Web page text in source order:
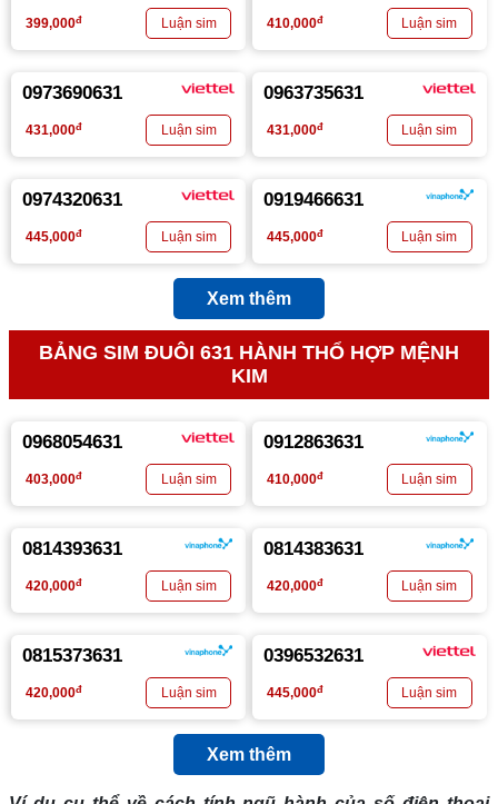
399,000đ 410,000đ
0973690631
431,000đ
0963735631
431,000đ
0974320631
445,000đ
0919466631
445,000đ
Xem thêm
BẢNG SIM ĐUÔI 631 HÀNH THỔ HỢP MỆNH
KIM
0968054631
403,000đ
0912863631
410,000đ
0814393631
420,000đ
0814383631
420,000đ
0815373631
420,000đ
0396532631
445,000đ
Xem thêm